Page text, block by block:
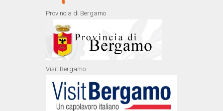
Provincia di Bergamo
Visit Bergamo